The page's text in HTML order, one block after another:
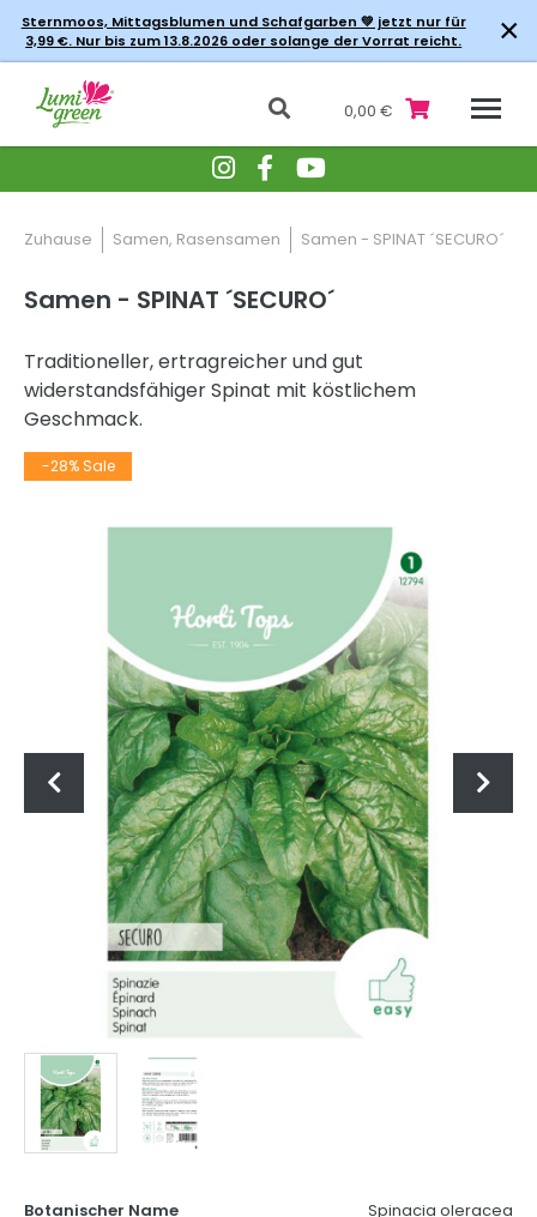
Sternmoos, Mittagsblumen und Schafgarben 💚 jetzt nur für
3,99 €. Nur bis zum 13.8.2026 oder solange der Vorrat reicht.
×
0,00 €
Zuhause Samen, Rasensamen Samen - SPINAT ´SECURO´
Samen - SPINAT ´SECURO´
Traditioneller, ertragreicher und gut
widerstandsfähiger Spinat mit köstlichem
Geschmack.
-28% Sale
Botanischer Name
Spinacia oleracea